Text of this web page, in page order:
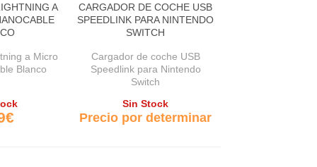
A
a Micro
Blanco
CARGADOR DE COCHE USB
SPEEDLINK PARA NINTENDO
SWITCH
Cargador de coche USB
Speedlink para Nintendo
Switch
Sin Stock
Precio por determinar